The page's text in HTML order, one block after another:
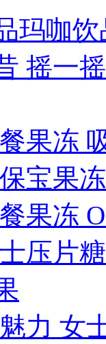
玛咖饮
摇一
果冻
宝果
果冻
压片
力 女